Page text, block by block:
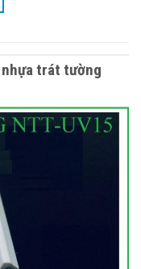
nhựa trát tường